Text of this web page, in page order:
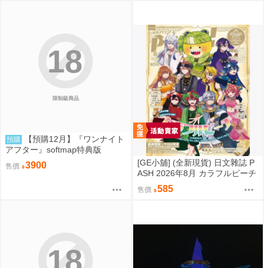
限制級商品
18
預購
【預購12月】『ワンナイト
アフター』softmap特典版
售價 3900
[GE小舖] (全新現貨) 日文雜誌 P
ASH 2026年8月 カラフルピーチ
からぴち Colorful Peach
售價 585
18